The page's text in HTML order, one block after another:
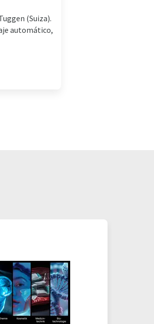
(Suiza).
automático,